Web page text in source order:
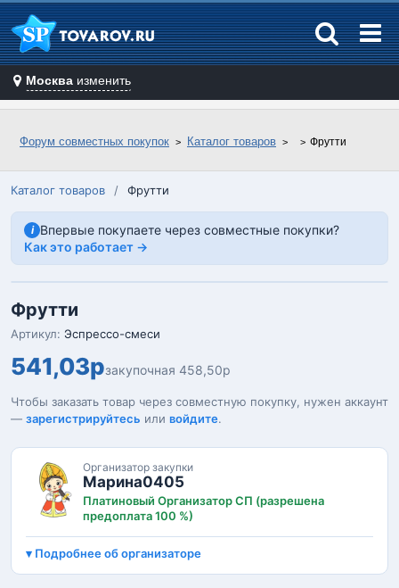
Москва изменить
Форум совместных покупок Каталог товаров Фрутти
Каталог товаров / Фрутти
i Впервые покупаете через совместные покупки?
Как это работает →
Фрутти
Артикул: Эспрессо-смеси
541,03рзакупочная 458,50р
Чтобы заказать товар через совместную покупку, нужен аккаунт
— зарегистрируйтесь или войдите.
Организатор закупки
Марина0405
Платиновый Организатор СП (разрешена
предоплата 100 %)
Подробнее об организаторе